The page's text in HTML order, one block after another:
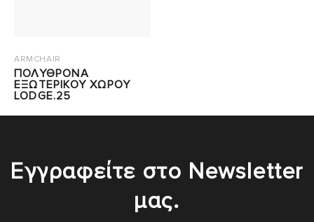
ARMCHAIR
ΠΟΛΥΘΡΟΝΑ
ΕΞΩΤΕΡΙΚΟΥ ΧΩΡΟΥ
LODGE.25
Εγγραφείτε στο Newsletter
μας.